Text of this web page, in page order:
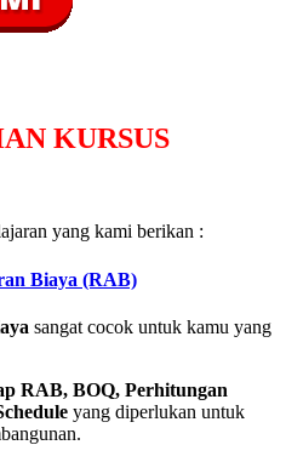
KURSUS
yang kami berikan :
Biaya (RAB)
sangat cocok untuk kamu yang
RAB, BOQ, Perhitungan
yang diperlukan untuk